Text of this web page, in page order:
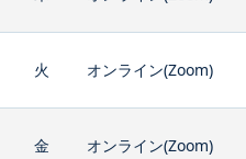
火 オンライン(Zoom)
金 オンライン(Zoom)